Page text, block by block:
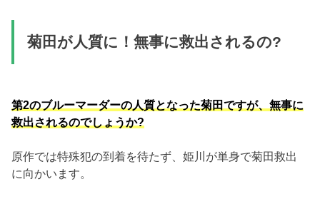
菊田が人質に！無事に救出されるの?
第2のブルーマーダーの人質となった菊田ですが、無事に
救出されるのでしょうか?
原作では特殊犯の到着を待たず、姫川が単身で菊田救出
に向かいます。